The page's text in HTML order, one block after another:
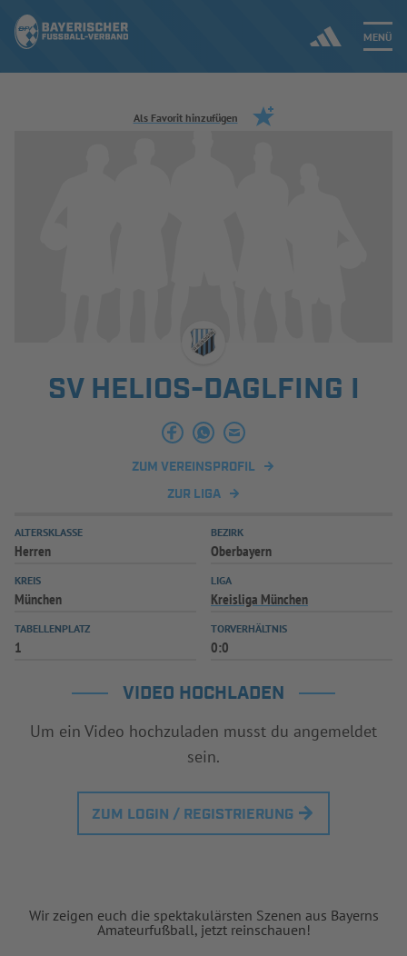
MENÜ
Jetzt einloggen
INFOTHEK SPIELPLUS
Als Favorit hinzufügen
SV HELIOS-DAGLFING I
ZUM VEREINSPROFIL
ZUR LIGA
ALTERSKLASSE
Herren
BEZIRK
Oberbayern
KREIS
München
LIGA
Kreisliga München
TABELLENPLATZ
1
TORVERHÄLTNIS
0:0
VIDEO HOCHLADEN
Um ein Video hochzuladen musst du angemeldet
sein.
ZUM LOGIN / REGISTRIERUNG
Wir zeigen euch die spektakulärsten Szenen aus Bayerns
Amateurfußball, jetzt reinschauen!